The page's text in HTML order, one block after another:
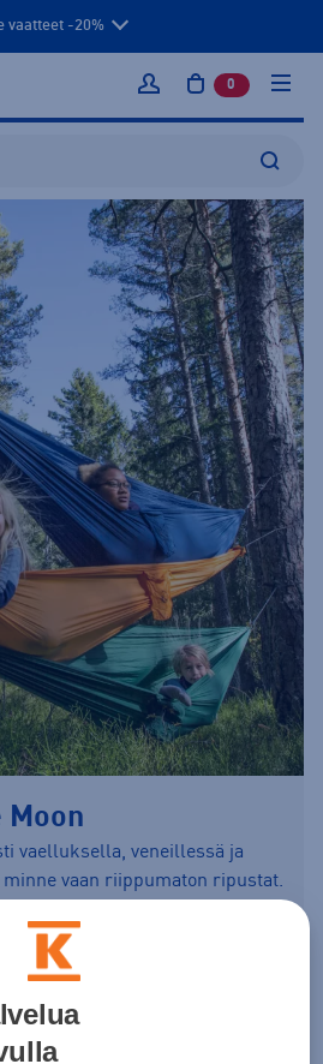
vaatteet -20%
Kirjaudu sisään
0 tuotetta
Moon
vaelluksella, veneillessä ja
vaan riippumaton ripustat.